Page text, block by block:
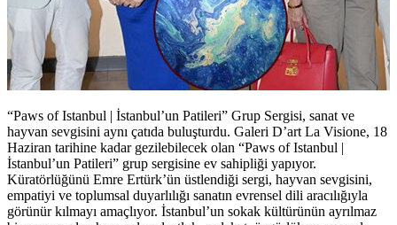
“Paws of Istanbul | İstanbul’un Patileri” Grup Sergisi, sanat ve
hayvan sevgisini aynı çatıda buluşturdu. Galeri D’art La Visione, 18
Haziran tarihine kadar gezilebilecek olan “Paws of Istanbul |
İstanbul’un Patileri” grup sergisine ev sahipliği yapıyor.
Küratörlüğünü Emre Ertürk’ün üstlendiği sergi, hayvan sevgisini,
empatiyi ve toplumsal duyarlılığı sanatın evrensel dili aracılığıyla
görünür kılmayı amaçlıyor. İstanbul’un sokak kültürünün ayrılmaz